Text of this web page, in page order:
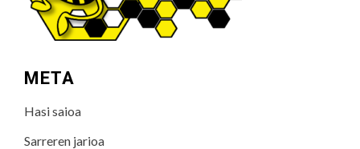
META
Hasi saioa
Sarreren jarioa